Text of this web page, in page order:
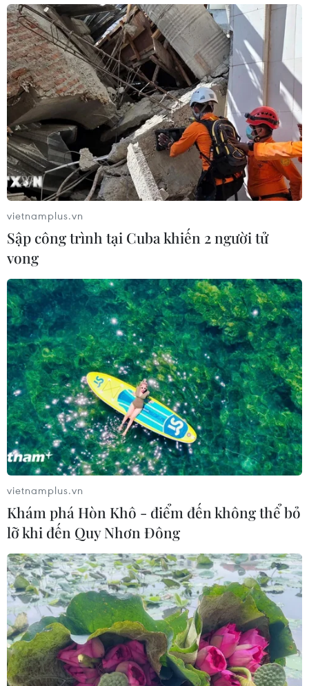
TIN CÙNG CHUYÊN MỤC
Doanh thu Người Nhện tăng nhanh
tại phòng vé Việt
03/08/2026 07:17
Phim huyền sử "Hộ linh tráng sỹ"
được chiếu ở định dạng IMAX
31/07/2026 02:47
Hiệu ứng từ “The Odyssey” giúp
doanh số sách sử thi và thần thoại
vietnamplus.vn
Sập công trình tại Cuba khiến 2 người tử
vong
vietnamplus.vn
Khám phá Hòn Khô - điểm đến không thể bỏ
lỡ khi đến Quy Nhơn Đông